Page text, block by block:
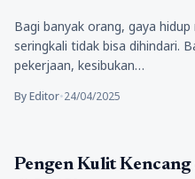
Bagi banyak orang, gaya
seringkali tidak bisa dihindari.
pekerjaan, kesibukan…
By Editor•24/04/2025
Kecantikan
Pengen Kulit Kencang